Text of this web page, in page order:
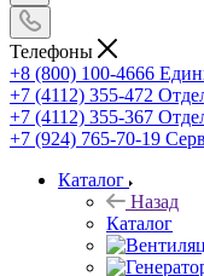
Телефоны
+8 (800) 100-4666
+7 (4112) 355-472
+7 (4112) 355-367
+7 (924) 765-70-19
Каталог
Назад
Каталог